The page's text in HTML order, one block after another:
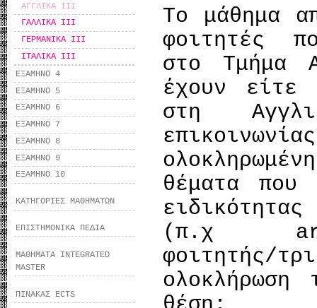
ΑΓΓΛΙΚΑ ΙΙΙ
ΓΑΛΛΙΚΑ ΙΙΙ
ΓΕΡΜΑΝΙΚΑ ΙΙΙ
ΙΤΑΛΙΚΑ ΙΙΙ
ΕΞΑΜΗΝΟ 4
ΕΞΑΜΗΝΟ 5
ΕΞΑΜΗΝΟ 6
ΕΞΑΜΗΝΟ 7
ΕΞΑΜΗΝΟ 8
ΕΞΑΜΗΝΟ 9
ΕΞΑΜΗΝΟ 10
ΚΑΤΗΓΟΡΙΕΣ ΜΑΘΗΜΑΤΩΝ
ΕΠΙΣΤΗΜΟΝΙΚΑ ΠΕΔΙΑ
ΜΑΘΗΜΑΤΑ INTEGRATED
MASTER
ΠΙΝΑΚΑΣ ECTS
Το μάθημα
φοιτητές
στο Τμήμα
έχουν είτε
στη
θέματα που
(π.χ
φοιτητής/